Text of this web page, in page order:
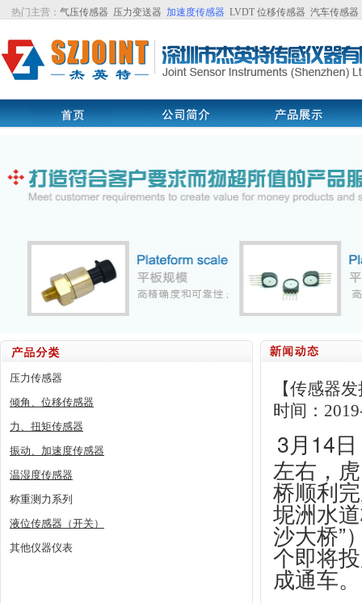
热门主营： 气压传感器 压力变送器 加速度传感器 LVDT 位移传感器 汽车传感器
压力传感器
倾角、位移传感器
力、扭矩传感器
振动、加速度传感器
温湿度传感器
称重测力系列
液位传感器（开关）
其他仪器仪表
【传感器
时间：
3月14
左右，
桥顺利
坭洲水
沙大桥”
个即将
成通车。